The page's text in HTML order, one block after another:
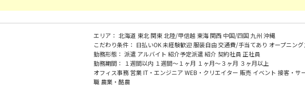
エリア： 北海道 東北関東北陸/甲信越 東海関西 中国/四国九州 沖縄
こだわり条件： 日払いOK未経験歓迎服装自由交通費/手当てあり オープニン
勤務形態： 派遣 アルバイト 紹介予定派遣紹介 契約社員 正社員
勤務期間：
１週間以内 １週間～１ヶ月 １ヶ月～３ヶ月 ３ヶ月以上
オフィス事務 営業IT・エンジニア WEB・クリエイター 販売 イベント 接客・サ
職 農業・酪農